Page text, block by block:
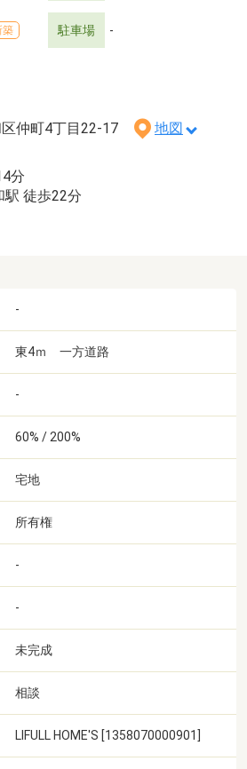
築 駐車場 -
区仲町4丁目22-17 地図
分
駅 徒歩22分
-
東4ｍ 一方道路
-
60% / 200%
宅地
所有権
-
-
未完成
相談
LIFULL HOME'S [1358070000901]